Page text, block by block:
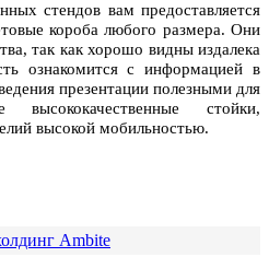
стендов вам предоставляется
короба любого размера. Они
так как хорошо видны издалека
ознакомится с информацией в
презентации полезными для
стойки,
высокой мобильностью.
Ambite